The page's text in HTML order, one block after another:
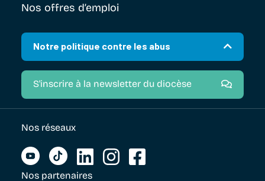
Nos offres d’emploi
Notre politique contre les abus
S'inscrire à la newsletter du diocèse
Nos réseaux
Nos partenaires